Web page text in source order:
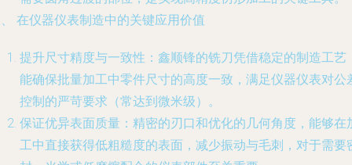
在仪器仪表制造中的关键应用价值
提升尺寸精度与一致性 ：鑫顺锋的铣刀凭借稳定的制造工艺
能确保批量加工中零件尺寸的高度一致，满足仪器仪表对公
控制的严苛要求（常达到微米级）。
保证优异表面质量 ：精密的刃口和优化的几何角度，能够在
工中直接获得低粗糙度的表面，减少振动与毛刺，对于需要